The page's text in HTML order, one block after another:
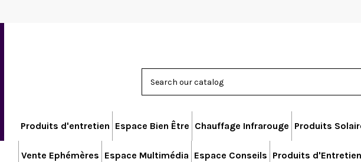
Produits d'entretien Espace Bien Être Chauffage Infrarouge Produits
Vente Ephémères Espace Multimédia Espace Conseils Produits d'Entretien